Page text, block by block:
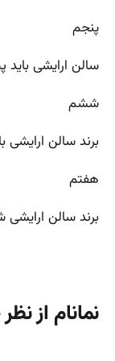
پنجم
سالن ارایشی
ششم
برند سالن ارایشی
هفتم
برند سالن ارایشی
نمانام از